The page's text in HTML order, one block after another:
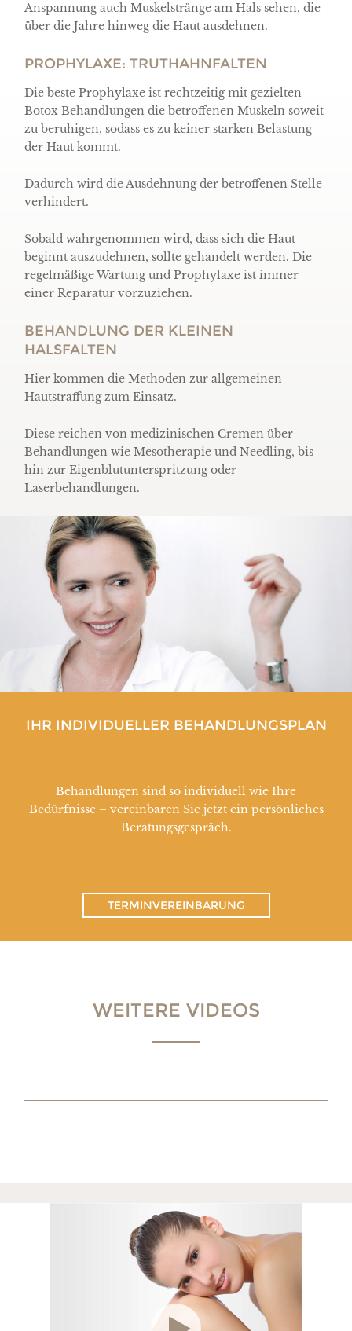
Anspannung auch Muskelstränge am Hals sehen, die
über die Jahre hinweg die Haut ausdehnen.
PROPHYLAXE: TRUTHAHNFALTEN
Die beste Prophylaxe ist rechtzeitig mit gezielten
Botox Behandlungen die betroffenen Muskeln soweit
zu beruhigen, sodass es zu keiner starken Belastung
der Haut kommt.
Dadurch wird die Ausdehnung der betroffenen Stelle
verhindert.
Sobald wahrgenommen wird, dass sich die Haut
beginnt auszudehnen, sollte gehandelt werden. Die
regelmäßige Wartung und Prophylaxe ist immer
einer Reparatur vorzuziehen.
BEHANDLUNG DER KLEINEN
HALSFALTEN
Hier kommen die Methoden zur allgemeinen
Hautstraffung zum Einsatz.
Diese reichen von medizinischen Cremen über
Behandlungen wie Mesotherapie und Needling, bis
hin zur Eigenblutunterspritzung oder
Laserbehandlungen.
IHR INDIVIDUELLER BEHANDLUNGSPLAN
Behandlungen sind so individuell wie Ihre
Bedürfnisse – vereinbaren Sie jetzt ein persönliches
Beratungsgespräch.
TERMINVEREINBARUNG
WEITERE VIDEOS